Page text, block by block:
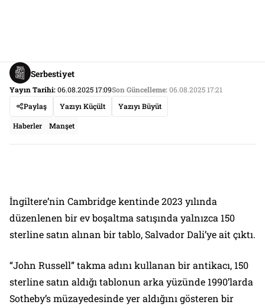
Serbestiyet
Yayın Tarihi:06.08.2025 17:09Son Güncelleme:06.08.2025 17:21
Paylaş
Yazıyı Küçült Yazıyı Büyüt
Haberler Manşet
İngiltere’nin Cambridge kentinde 2023 yılında
düzenlenen bir ev boşaltma satışında yalnızca 150
sterline satın alınan bir tablo, Salvador Dali’ye ait çıktı.
“John Russell” takma adını kullanan bir antikacı, 150
sterline satın aldığı tablonun arka yüzünde 1990’larda
Sotheby’s müzayedesinde yer aldığını gösteren bir